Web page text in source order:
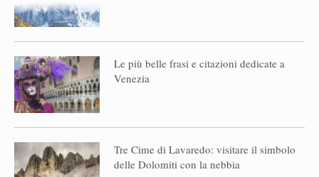
Le più belle frasi e citazioni dedicate a
Venezia
Tre Cime di Lavaredo: visitare il simbolo
delle Dolomiti con la nebbia